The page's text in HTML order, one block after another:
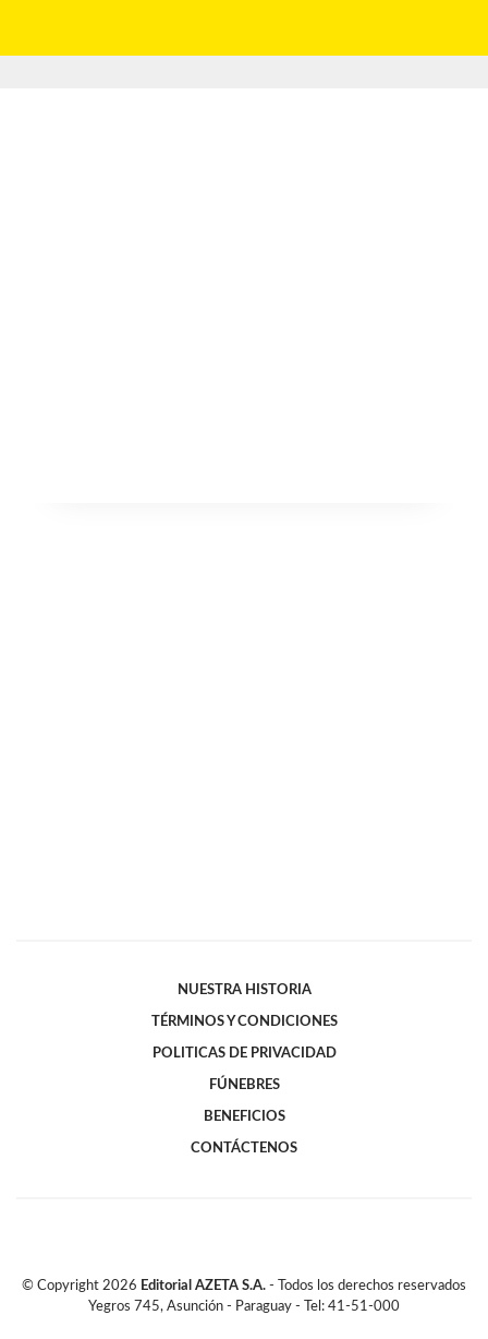
NUESTRA HISTORIA
TÉRMINOS Y CONDICIONES
POLITICAS DE PRIVACIDAD
FÚNEBRES
BENEFICIOS
CONTÁCTENOS
© Copyright 2026 Editorial AZETA S.A. - Todos los derechos reservados
Yegros 745, Asunción - Paraguay - Tel: 41-51-000